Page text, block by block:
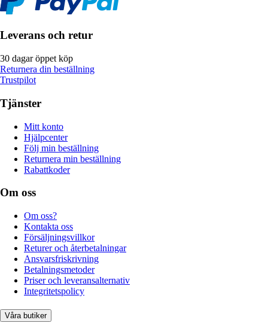
Leverans och retur
30 dagar öppet köp
Returnera din beställning
Trustpilot
Tjänster
Mitt konto
Hjälpcenter
Följ min beställning
Returnera min beställning
Rabattkoder
Om oss
Om oss?
Kontakta oss
Försäljningsvillkor
Returer och återbetalningar
Ansvarsfriskrivning
Betalningsmetoder
Priser och leveransalternativ
Integritetspolicy
Våra butiker